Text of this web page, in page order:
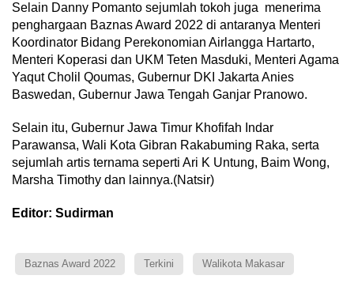
Selain Danny Pomanto sejumlah tokoh juga menerima
penghargaan Baznas Award 2022 di antaranya Menteri
Koordinator Bidang Perekonomian Airlangga Hartarto,
Menteri Koperasi dan UKM Teten Masduki, Menteri Agama
Yaqut Cholil Qoumas, Gubernur DKI Jakarta Anies
Baswedan, Gubernur Jawa Tengah Ganjar Pranowo.
Selain itu, Gubernur Jawa Timur Khofifah Indar
Parawansa, Wali Kota Gibran Rakabuming Raka, serta
sejumlah artis ternama seperti Ari K Untung, Baim Wong,
Marsha Timothy dan lainnya.(Natsir)
Editor: Sudirman
Baznas Award 2022 Terkini Walikota Makasar